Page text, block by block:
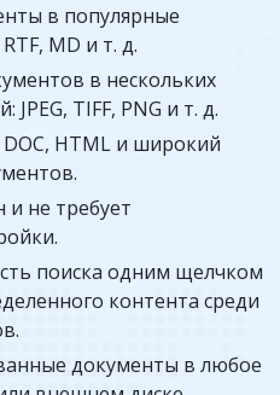
в популярные
MD и т. д.
в нескольких
TIFF, PNG и т. д.
DOC, HTML и широкий
не требует
поиска одним щелчком
контента среди
документы в любое